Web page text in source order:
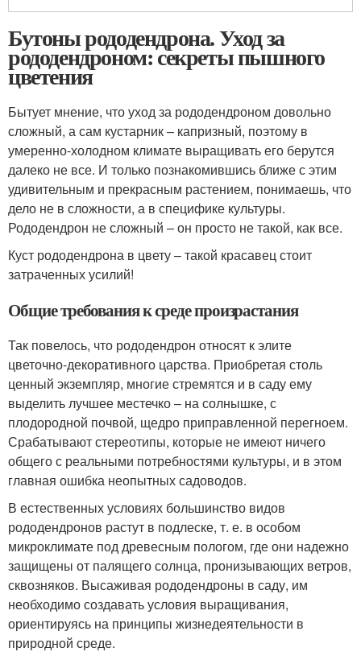
Бутоны рододендрона. Уход за
рододендроном: секреты пышного
цветения
Бытует мнение, что уход за рододендроном довольно
сложный, а сам кустарник – капризный, поэтому в
умеренно-холодном климате выращивать его берутся
далеко не все. И только познакомившись ближе с этим
удивительным и прекрасным растением, понимаешь, что
дело не в сложности, а в специфике культуры.
Рододендрон не сложный – он просто не такой, как все.
Куст рододендрона в цвету – такой красавец стоит
затраченных усилий!
Общие требования к среде произрастания
Так повелось, что рододендрон относят к элите
цветочно-декоративного царства. Приобретая столь
ценный экземпляр, многие стремятся и в саду ему
выделить лучшее местечко – на солнышке, с
плодородной почвой, щедро приправленной перегноем.
Срабатывают стереотипы, которые не имеют ничего
общего с реальными потребностями культуры, и в этом
главная ошибка неопытных садоводов.
В естественных условиях большинство видов
рододендронов растут в подлеске, т. е. в особом
микроклимате под древесным пологом, где они надежно
защищены от палящего солнца, пронизывающих ветров,
сквозняков. Высаживая рододендроны в саду, им
необходимо создавать условия выращивания,
ориентируясь на принципы жизнедеятельности в
природной среде.